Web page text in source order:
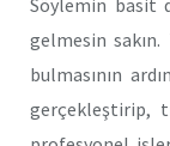
gelmesin sakın.
bulmasının
gerçekleştirip,